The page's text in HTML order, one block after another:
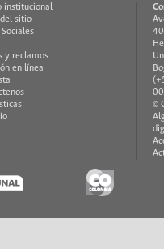
institucional
sitio
Sociales
y reclamos
en línea
©